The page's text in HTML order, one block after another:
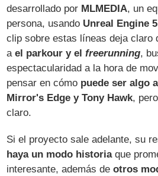
desarrollado por MLMEDIA, un
persona, usando Unreal Engine 5
clip sobre estas líneas deja claro
ael parkour y el freerunning,
espectacularidad a la hora de
pensar en cómo puede ser algo
Mirror's Edge y Tony Hawk,
claro.
Si el proyecto sale adelante, su
haya un modo historiaque
interesante, además deotros